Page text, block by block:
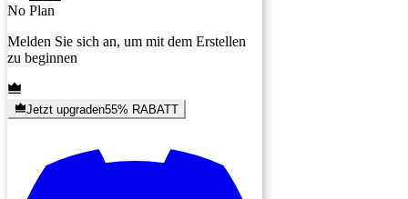
No Plan
Melden Sie sich an, um mit dem Erstellen
zu beginnen
Jetzt upgraden55% RABATT